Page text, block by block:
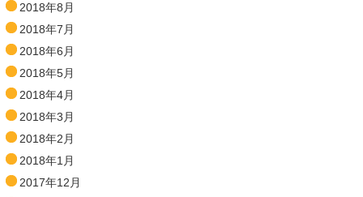
2018年8月
2018年7月
2018年6月
2018年5月
2018年4月
2018年3月
2018年2月
2018年1月
2017年12月